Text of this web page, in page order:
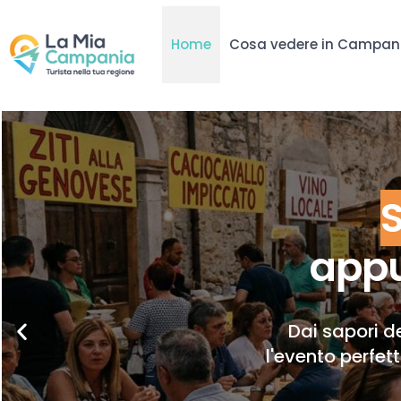
Home Cosa vedere in
Dai sapori
l'evento